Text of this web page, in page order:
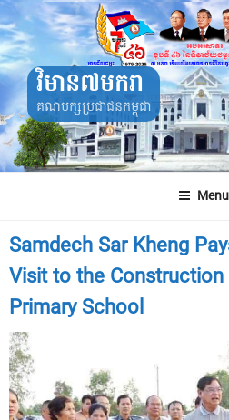
Skip
to
content
វិមាន៧មករា
គណបក្សប្រជាជនកម្ពុជា
Menu
Samdech Sar Kheng
Visit to the
Primary School